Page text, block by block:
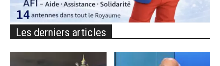
Les derniers articles